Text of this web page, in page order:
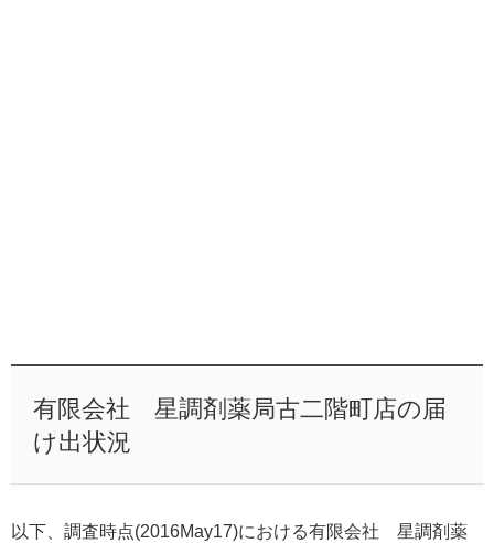
有限会社 星調剤薬局古二階町店の届
け出状況
以下、調査時点(2016May17)における有限会社 星調剤薬